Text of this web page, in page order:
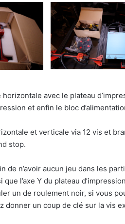
avec le plateau
et enfin le bloc
et verticale via 12 vis et
stop.
de n’avoir aucun jeu dans les
l’axe Y du plateau
un de roulement noir, si vous
donner un coup de clé sur la vis